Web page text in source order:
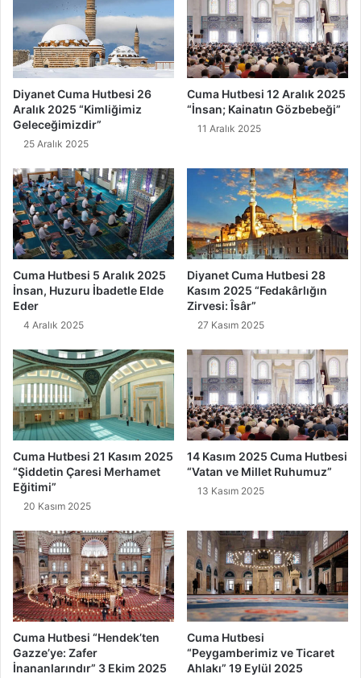
t
i
n
m
a
D
u
a
s
Diyanet Cuma Hutbesi 26
Aralık 2025 “Kimliğimiz
Geleceğimizdir”
25 Aralık 2025
Cuma Hutbesi 12 Aralık 2025
“İnsan; Kainatın Gözbebeği”
11 Aralık 2025
Cuma Hutbesi 5 Aralık 2025
İnsan, Huzuru İbadetle Elde
Eder
4 Aralık 2025
Diyanet Cuma Hutbesi 28
Kasım 2025 “Fedakârlığın
Zirvesi: Îsâr”
27 Kasım 2025
Cuma Hutbesi 21 Kasım 2025
“Şiddetin Çaresi Merhamet
Eğitimi”
20 Kasım 2025
14 Kasım 2025 Cuma Hutbesi
“Vatan ve Millet Ruhumuz”
13 Kasım 2025
Cuma Hutbesi “Hendek’ten
Gazze’ye: Zafer
İnananlarındır” 3 Ekim 2025
Cuma Hutbesi
“Peygamberimiz ve Ticaret
Ahlakı” 19 Eylül 2025